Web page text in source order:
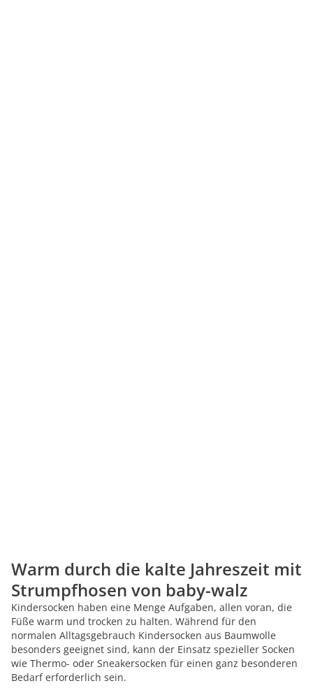
Warm durch die kalte Jahreszeit mit
Strumpfhosen von baby-walz
Kindersocken haben eine Menge Aufgaben, allen voran, die
Füße warm und trocken zu halten. Während für den
normalen Alltagsgebrauch Kindersocken aus Baumwolle
besonders geeignet sind, kann der Einsatz spezieller Socken
wie Thermo- oder Sneakersocken für einen ganz besonderen
Bedarf erforderlich sein.